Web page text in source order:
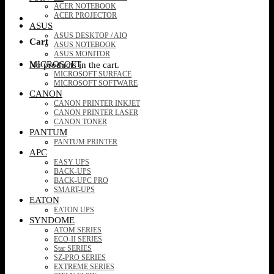
Cart
No products in the cart.
ACER NOTEBOOK
ACER PROJECTOR
ASUS
ASUS DESKTOP / AIO
ASUS NOTEBOOK
ASUS MONITOR
MICROSOFT
MICROSOFT SURFACE
MICROSOFT SOFTWARE
CANON
CANON PRINTER INKJET
CANON PRINTER LASER
CANON TONER
PANTUM
PANTUM PRINTER
APC
EASY UPS
BACK-UPS
BACK-UPC PRO
SMART-UPS
EATON
EATON UPS
SYNDOME
ATOM SERIES
ECO-II SERIES
Star SERIES
SZ-PRO SERIES
EXTREME SERIES